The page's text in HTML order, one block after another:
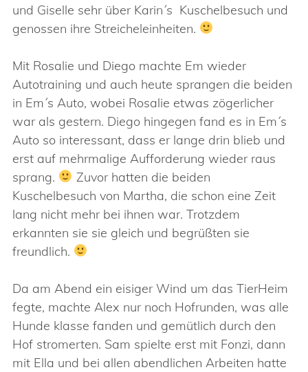
und Giselle sehr über Karin´s Kuschelbesuch und
genossen ihre Streicheleinheiten.
Mit Rosalie und Diego machte Em wieder
Autotraining und auch heute sprangen die beiden
in Em´s Auto, wobei Rosalie etwas zögerlicher
war als gestern. Diego hingegen fand es in Em´s
Auto so interessant, dass er lange drin blieb und
erst auf mehrmalige Aufforderung wieder raus
sprang.
Zuvor hatten die beiden
Kuschelbesuch von Martha, die schon eine Zeit
lang nicht mehr bei ihnen war. Trotzdem
erkannten sie sie gleich und begrüßten sie
freundlich.
Da am Abend ein eisiger Wind um das TierHeim
fegte, machte Alex nur noch Hofrunden, was alle
Hunde klasse fanden und gemütlich durch den
Hof stromerten. Sam spielte erst mit Fonzi, dann
mit Ella und bei allen abendlichen Arbeiten hatte